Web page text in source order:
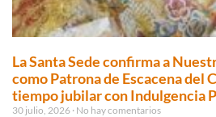
La Santa Sede confirma a
como Patrona de Escacena del
tiempo jubilar con Indulgencia
30 julio, 2026 No hay comentarios